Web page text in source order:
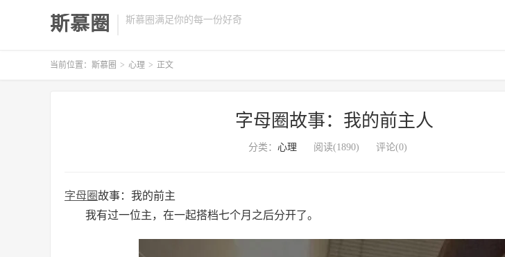
斯慕圈 斯慕圈满足你的每一份好奇
当前位置： 斯慕圈 > 心理 > 正文
字母圈故事：我的前主人
分类： 心理 阅读(1890) 评论(0)
字母圈故事：我的前主
我有过一位主，在一起搭档七个月之后分开了。